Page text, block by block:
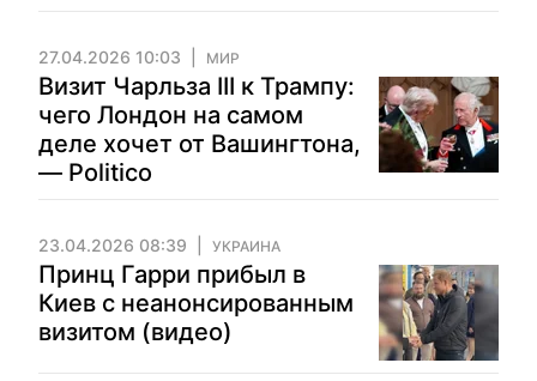
27.04.2026 10:03 МИР
Визит Чарльза III к Трампу:
чего Лондон на самом
деле хочет от Вашингтона,
— Politico
23.04.2026 08:39 УКРАИНА
Принц Гарри прибыл в
Киев с неанонсированным
визитом (видео)